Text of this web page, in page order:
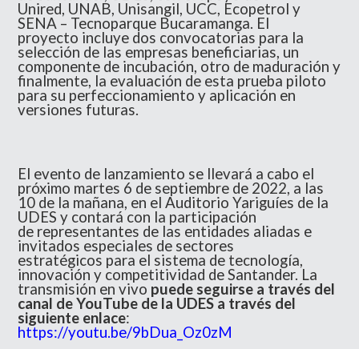
Unired, UNAB, Unisangil, UCC, Ecopetrol y
SENA – Tecnoparque Bucaramanga. El
proyecto incluye dos convocatorias para la
selección de las empresas beneficiarias, un
componente de incubación, otro de maduración y
finalmente, la evaluación de esta prueba piloto
para su perfeccionamiento y aplicación en
versiones futuras.
El evento de lanzamiento se llevará a cabo el
próximo martes 6 de septiembre de 2022, a las
10 de la mañana, en el Auditorio Yariguíes de la
UDES y contará con la participación
de representantes de las entidades aliadas e
invitados especiales de sectores
estratégicos para el sistema de tecnología,
innovación y competitividad de Santander. La
transmisión en vivo puede seguirse a través del
canal de YouTube de la UDES a través del
siguiente enlace:
https://youtu.be/9bDua_Oz0zM